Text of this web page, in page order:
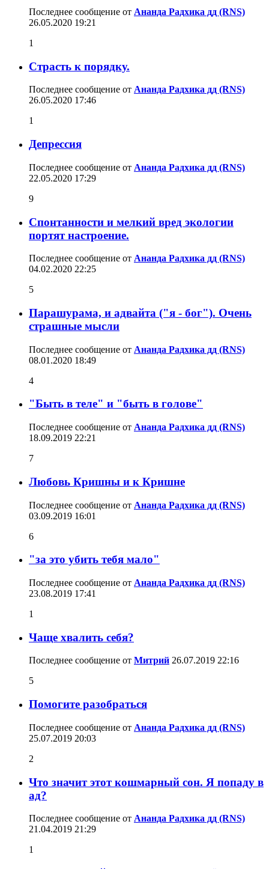
Последнее сообщение от Ананда Радхика дд (RNS)
26.05.2020 19:21
1
Страсть к порядку.
Последнее сообщение от Ананда Радхика дд (RNS)
26.05.2020 17:46
1
Депрессия
Последнее сообщение от Ананда Радхика дд (RNS)
22.05.2020 17:29
9
Спонтанности и мелкий вред экологии
портят настроение.
Последнее сообщение от Ананда Радхика дд (RNS)
04.02.2020 22:25
5
Парашурама, и адвайта ("я - бог"). Очень
страшные мысли
Последнее сообщение от Ананда Радхика дд (RNS)
08.01.2020 18:49
4
"Быть в теле" и "быть в голове"
Последнее сообщение от Ананда Радхика дд (RNS)
18.09.2019 22:21
7
Любовь Кришны и к Кришне
Последнее сообщение от Ананда Радхика дд (RNS)
03.09.2019 16:01
6
"за это убить тебя мало"
Последнее сообщение от Ананда Радхика дд (RNS)
23.08.2019 17:41
1
Чаще хвалить себя?
Последнее сообщение от Митрий 26.07.2019 22:16
5
Помогите разобраться
Последнее сообщение от Ананда Радхика дд (RNS)
25.07.2019 20:03
2
Что значит этот кошмарный сон. Я попаду в
ад?
Последнее сообщение от Ананда Радхика дд (RNS)
21.04.2019 21:29
1